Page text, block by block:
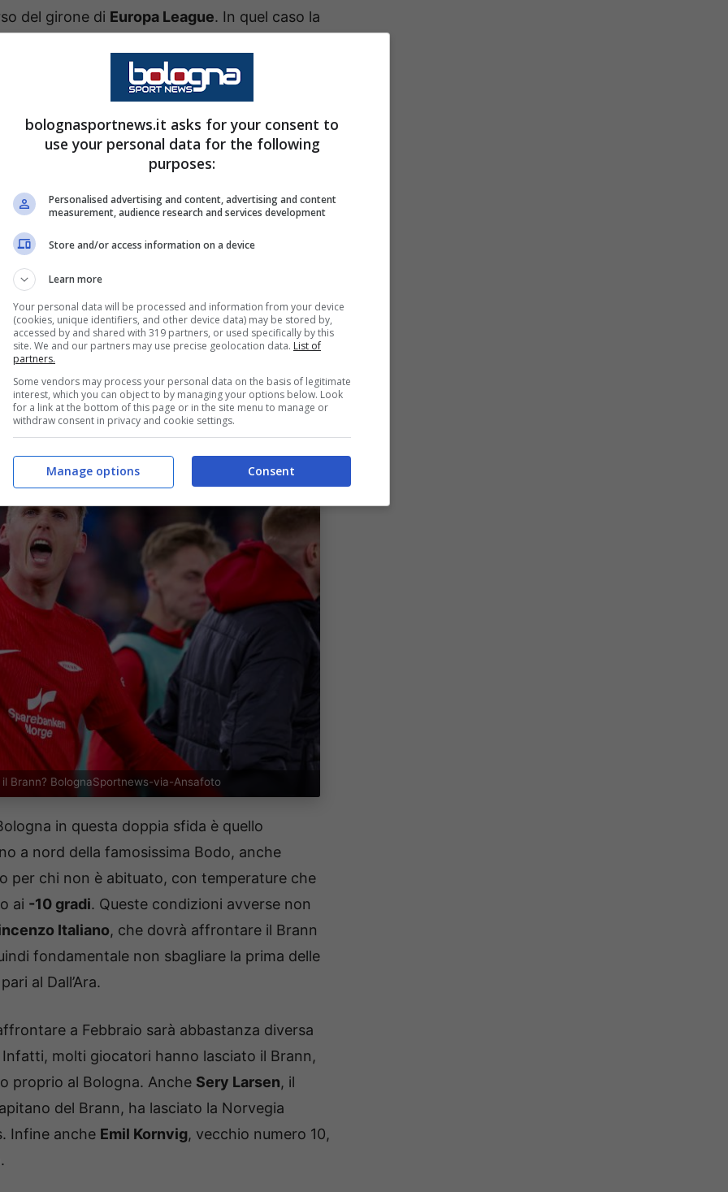
del girone di Europa League. In quel caso la
l’espulsione di
la grande prestazione del portiere
con quelle nel finale su Ferguson e
un punto d’oro. Altro grande protagonista
una buonissima gara che gli valse poi l’acquisto
di Gennaio.
Novembre
nazionale Norvegese, solo qualche
il Bologna.
i rossoblù contro il Brann?
Brann? BolognaSportnews-via-Ansafoto
in questa doppia sfida è quello
a nord della famosissima Bodo, anche
per chi non è abituato, con temperature che
ai -10 gradi. Queste condizioni avverse non
Italiano, che dovrà affrontare il Brann
fondamentale non sbagliare la prima delle
al Dall’Ara.
a Febbraio sarà abbastanza diversa
molti giocatori hanno lasciato il Brann,
proprio al Bologna. Anche Sery Larsen, il
del Brann, ha lasciato la Norvegia
Infine anche Emil Kornvig, vecchio numero 10,
bolognasportnews.it asks for your consent to
use your personal data for the following
purposes:
Personalised advertising and content, advertising and content
measurement, audience research and services development
Store and/or access information on a device
Learn more
Your personal data will be processed and information from your device
(cookies, unique identifiers, and other device data) may be stored by,
accessed by and shared with 319 partners, or used specifically by this
site. We and our partners may use precise geolocation data. List of
partners.
Some vendors may process your personal data on the basis of legitimate
interest, which you can object to by managing your options below. Look
for a link at the bottom of this page or in the site menu to manage or
withdraw consent in privacy and cookie settings.
Consent
Manage options